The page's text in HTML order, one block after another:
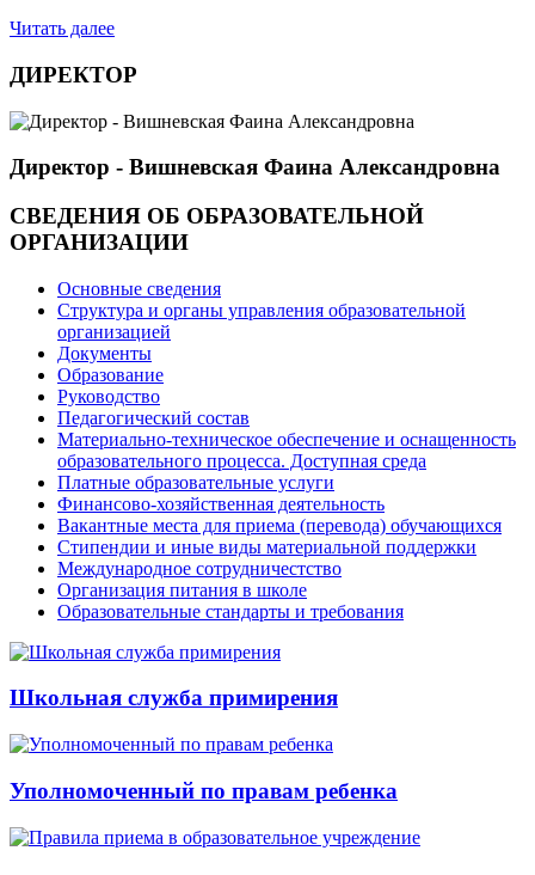
Читать далее
ДИРЕКТОР
Директор - Вишневская Фаина Александровна
СВЕДЕНИЯ ОБ ОБРАЗОВАТЕЛЬНОЙ
ОРГАНИЗАЦИИ
Основные сведения
Структура и органы управления образовательной
организацией
Документы
Образование
Руководство
Педагогический состав
Материально-техническое обеспечение и оснащенность
образовательного процесса. Доступная среда
Платные образовательные услуги
Финансово-хозяйственная деятельность
Вакантные места для приема (перевода) обучающихся
Стипендии и иные виды материальной поддержки
Международное сотрудничестство
Организация питания в школе
Образовательные стандарты и требования
Школьная служба примирения
Уполномоченный по правам ребенка